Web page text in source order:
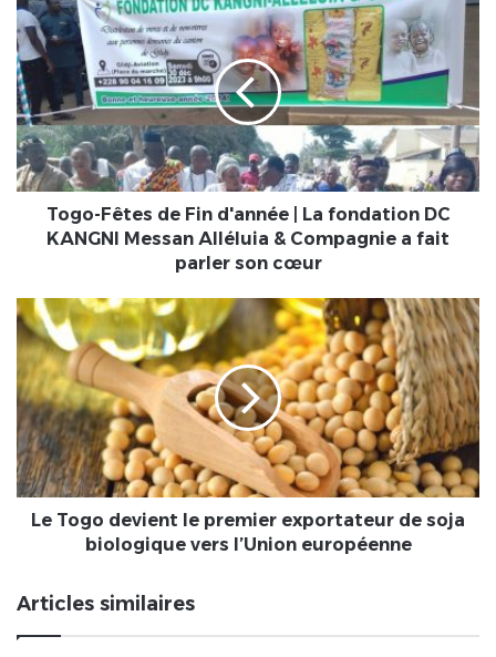
Fêtes
de
Fin
d'année
|
La
fondation
DC
KANGNI
Messan
Compagnie
a
fait
parler
son
cœur
Togo-Fêtes de Fin d'année | La fondation DC
KANGNI Messan Alléluia & Compagnie a fait
parler son cœur
Le
Togo
devient
le
premier
exportateur
de
soja
biologique
versLe Togo devient le premier exportateur de soja
biologique vers l’Union européenne
Articles similaires